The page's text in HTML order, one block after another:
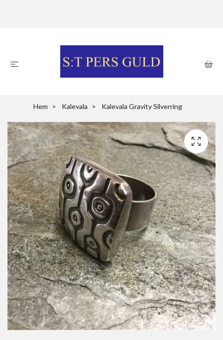
Hem Kalevala Kalevala Gravity Silverring